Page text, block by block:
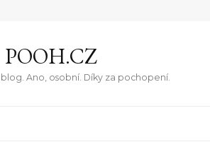
POOH.CZ
Ano, osobní. Díky za pochopení.